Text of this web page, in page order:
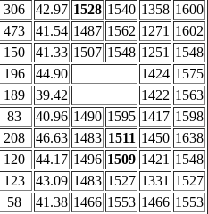
306 42.97 1528 1540 1358 1600
473 41.54 1487 1562 1271 1602
150 41.33 1507 1548 1251 1548
196 44.90 1424 1575
189 39.42 1422 1563
83 40.96 1490 1595 1417 1598
208 46.63 1483 1511 1450 1638
120 44.17 1496 1509 1421 1548
123 43.09 1483 1527 1331 1527
58 41.38 1466 1553 1466 1553